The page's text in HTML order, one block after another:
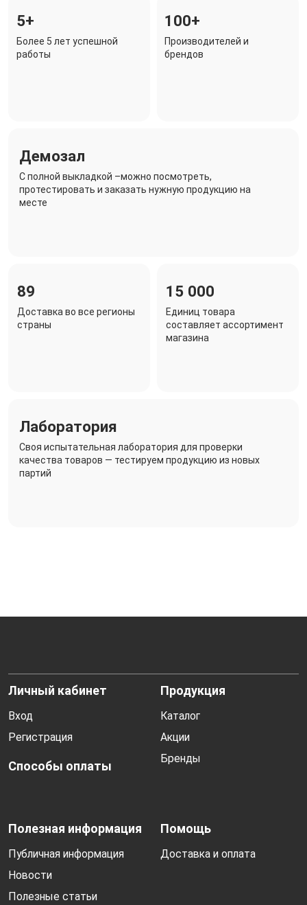
5+
Более 5 лет успешной
работы
100+
Производителей и
брендов
Демозал
C полной выкладкой –можно посмотреть,
протестировать и заказать нужную продукцию на
месте
89
Доставка во все регионы
страны
15 000
Единиц товара
составляет ассортимент
магазина
Лаборатория
Своя испытательная лаборатория для проверки
качества товаров — тестируем продукцию из новых
партий
Личный кабинет
Вход
Регистрация
Способы оплаты
Продукция
Каталог
Акции
Бренды
Полезная информация
Публичная информация
Новости
Полезные статьи
Помощь
Доставка и оплата